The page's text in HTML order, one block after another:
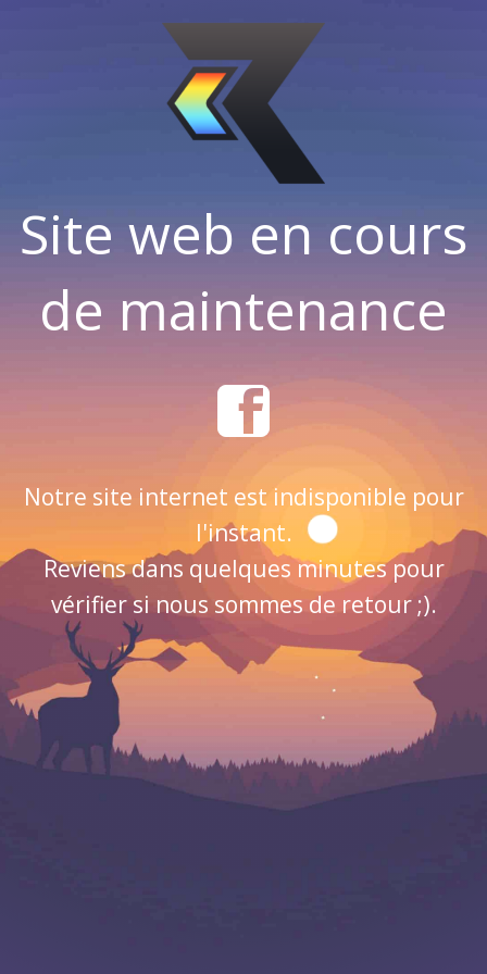
Site web en cours
de maintenance
Notre site internet est indisponible pour
l'instant.
Reviens dans quelques minutes pour
vérifier si nous sommes de retour ;).